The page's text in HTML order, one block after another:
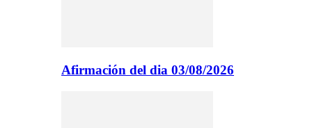
Afirmación del dia 03/08/2026